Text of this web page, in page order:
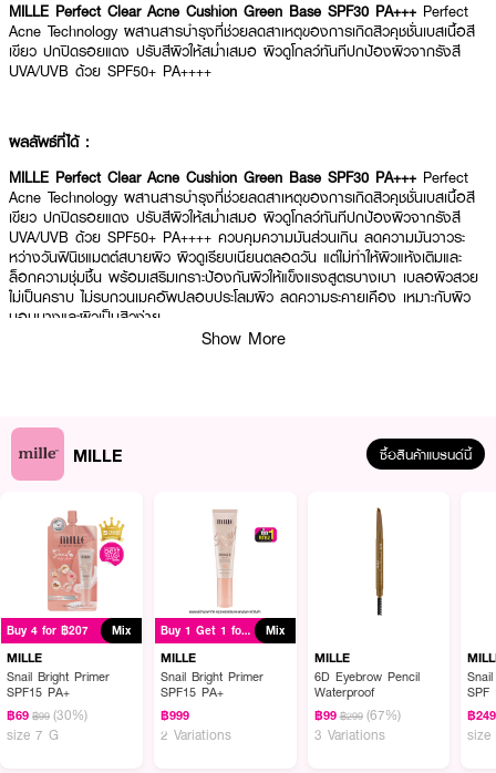
MILLE Perfect Clear Acne Cushion Green Base SPF30 PA+++ Perfect
Acne Technology ผสานสารบำรุงที่ช่วยลดสาเหตุของการเกิดสิวคุชชั่นเบสเนื้อสี
เขียว ปกปิดรอยแดง ปรับสีผิวให้สม่ำเสมอ ผิวดูโกลว์ทันทีปกป้องผิวจากรังสี
UVA/UVB ด้วย SPF50+ PA++++
ผลลัพธ์ที่ได้ :
MILLE Perfect Clear Acne Cushion Green Base SPF30 PA+++ Perfect
Acne Technology ผสานสารบำรุงที่ช่วยลดสาเหตุของการเกิดสิวคุชชั่นเบสเนื้อสี
เขียว ปกปิดรอยแดง ปรับสีผิวให้สม่ำเสมอ ผิวดูโกลว์ทันทีปกป้องผิวจากรังสี
UVA/UVB ด้วย SPF50+ PA++++ ควบคุมความมันส่วนเกิน ลดความมันวาวระ
หว่างวันฟินิชแมตต์สบายผิว ผิวดูเรียบเนียนตลอดวัน แต่ไม่ทำให้ผิวแห้งเติมและ
ล็อกความชุ่มชื้น พร้อมเสริมเกราะป้องกันผิวให้แข็งแรงสูตรบางเบา เบลอผิวสวย
ไม่เป็นคราบ ไม่รบกวนเมคอัพปลอบประโลมผิว ลดความระคายเคือง เหมาะกับผิว
บอบบางและผิวเป็นสิวง่าย
· 2% Zinc PCA ลดการผลิตน้ำมันส่วนเกิน มีฤทธิ์ต้านเชื้อแบคทีเรียอ่อนๆ เหมาะ
กับผิวเป็นสิวง่าย
· Ceramide ฟื้นฟูเกราะป้องกันผิวให้แข็งแรง
· Green Tea (Epigallocatechin Gallate – EGCG) สาร Antioxidant ช่วย
ปกป้องผิวจากมลภาวะ
· FDA Registration No. : 11-1-6800034927
How To Use :
ทาบริเวณใบหน้าและลำคอ
Show More
MILLE ซื้อสินค้าแบรนด์นี้
Buy 4 for ฿207 Mix
MILLE
Snail Bright Primer
SPF15 PA+
฿69 ฿99 (30%)
size 7 G
Buy 1 Get 1 for ฿999 Mix
MILLE
Snail Bright Primer
SPF15 PA+
฿999
2 Variations
MILLE
6D Eyebrow Pencil
Waterproof
฿99 ฿299 (67%)
3 Variations
SPF
฿249
size